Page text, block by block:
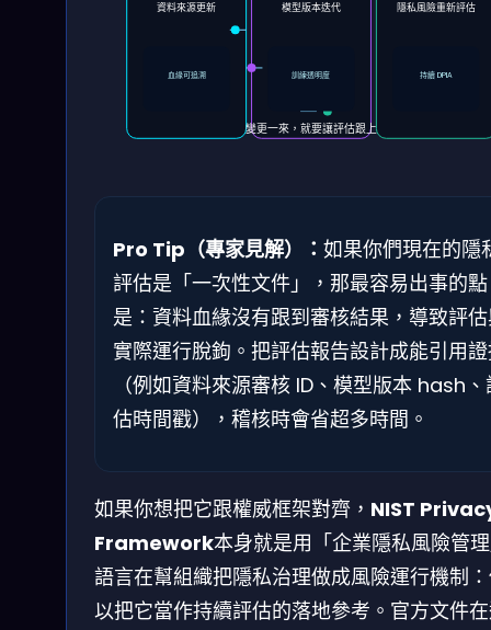
資料來源更新 模型版本迭代 隱私風險重新評估
血緣可追溯 訓練透明度 持續 DPIA
變更一來，就要讓評估跟上
Pro Tip（專家見解）： 如果你們現在的隱
評估是「一次性文件」，那最容易出事的點
是：資料血緣沒有跟到審核結果，導致評
實際運行脫鉤。把評估報告設計成能引用
（例如資料來源審核 ID、模型版本 hash、
估時間戳），稽核時會省超多時間。
如果你想把它跟權威框架對齊， NIST
Framework本身就是用「企業隱私風險管
語言在幫組織把隱私治理做成風險運行機制
以把它當作持續評估的落地參考。官方文件